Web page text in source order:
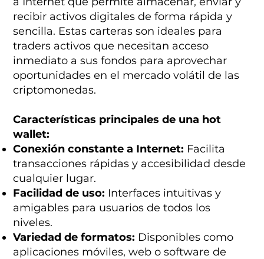
recibir activos digitales de forma rápida y
sencilla. Estas carteras son ideales para
traders activos que necesitan acceso
inmediato a sus fondos para aprovechar
oportunidades en el mercado volátil de las
criptomonedas.
Características principales de una hot
wallet:
Conexión constante a Internet: Facilita
transacciones rápidas y accesibilidad desde
cualquier lugar.
Facilidad de uso: Interfaces intuitivas y
amigables para usuarios de todos los
niveles.
Variedad de formatos: Disponibles como
aplicaciones móviles, web o software de